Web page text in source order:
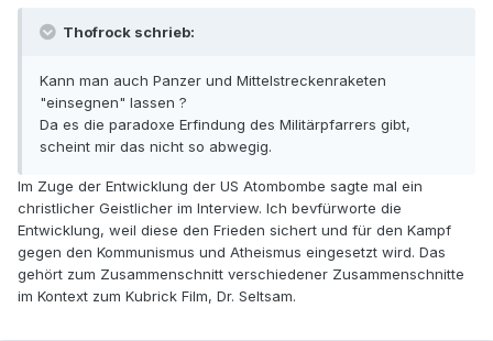
Thofrock schrieb:
Kann man auch Panzer und Mittelstreckenraketen
"einsegnen" lassen ?
Da es die paradoxe Erfindung des Militärpfarrers gibt,
scheint mir das nicht so abwegig.
Im Zuge der Entwicklung der US Atombombe sagte mal ein
christlicher Geistlicher im Interview. Ich bevfürworte die
Entwicklung, weil diese den Frieden sichert und für den Kampf
gegen den Kommunismus und Atheismus eingesetzt wird. Das
gehört zum Zusammenschnitt verschiedener Zusammenschnitte
im Kontext zum Kubrick Film, Dr. Seltsam.